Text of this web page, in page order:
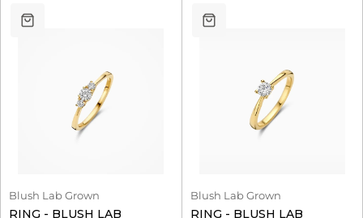
Blush Lab Grown
RING - BLUSH LAB
Blush Lab Grown
RING - BLUSH LAB